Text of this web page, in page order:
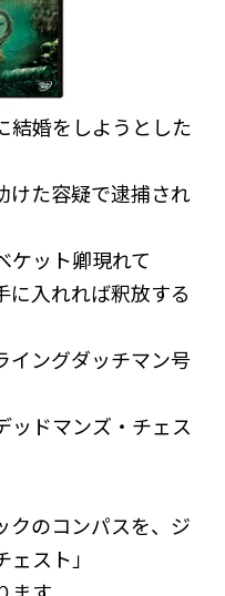
結婚をしようとした
けた容疑で逮捕され
ケット卿現れて
に入れれば釈放する
イングダッチマン号
ッドマンズ・チェス
クのコンパスを、ジ
スト」